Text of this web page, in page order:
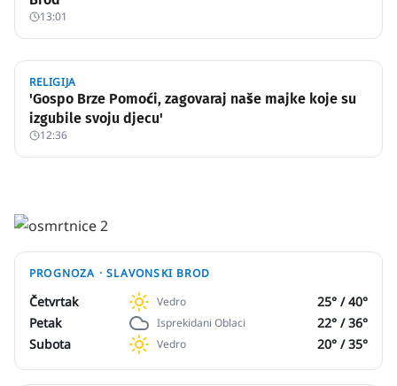
13:01
RELIGIJA
'Gospo Brze Pomoći, zagovaraj naše majke koje su
izgubile svoju djecu'
12:36
PROGNOZA ·SLAVONSKI BROD
Četvrtak Vedro 25° /40°
Petak
Isprekidani Oblaci 22° /36°
Subota
Vedro 20° /35°